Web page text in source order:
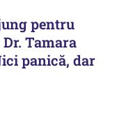
pentru
Tamara
panică, dar